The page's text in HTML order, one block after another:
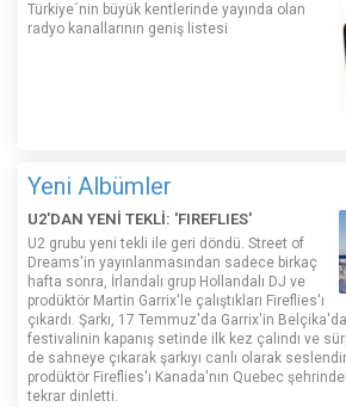
Türkiye´nin büyük kentlerinde yayında olan
radyo kanallarının geniş listesi
Yeni Albümler
U2'DAN YENİ TEKLİ: 'FIREFLIES'
U2 grubu yeni tekli ile geri döndü. Street of
Dreams'in yayınlanmasından sadece birkaç
hafta sonra, İrlandalı grup Hollandalı DJ ve
prodüktör Martin Garrix'le çalıştıkları Fireflies'ı
çıkardı. Şarkı, 17 Temmuz'da Garrix'in
festivalinin kapanış setinde ilk kez çalındı ​​ve
de sahneye çıkarak şarkıyı canlı olarak
prodüktör Fireflies'ı Kanada'nın Quebec
tekrar dinletti.